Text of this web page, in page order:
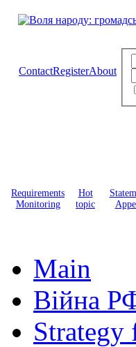
ContactRegisterAbout
Requirements
Monitoring
Hot
topic
Main
Війна
Strategy